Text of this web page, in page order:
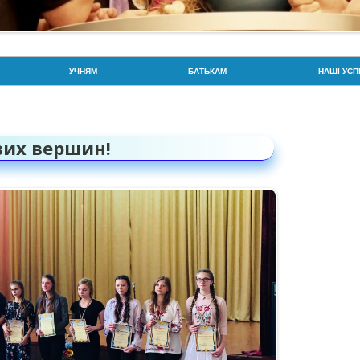
УЧНЯМ
УВАГА: БЕЗПЕКА ТА ПРОТИДІЯ
ВЕРБУВАННЮ
ПРАВА ТА ОБОВ’ЯЗКИ
ПРАВИЛА БЕЗПЕКИ
CAMBRIDGE EXAMS!
ПАРЛАМЕНТ ЛІЦЕЮ/СТАТУТ
САМОВРЯДУВАННЯ
БАТЬКАМ
ПРОТИДІЯ ВЕРБУВАННЮ ДІТЕЙ
ВІДРАХУВАННЯ ТА
ПЕРЕВЕДЕННЯ УЧНІВ
ВІДПОВІДАЛЬНІСТЬ БАТЬКІВ ТА
УЧНІВ ЗА ЗДОБУТТЯ ОСВІТИ
ХАРЧУВАННЯ
ОРГАНІЗАЦІЇ ТА УСТАНОВИ, ДО
ЯКИХ СЛІД ЗВЕРНУТИСЬ У
ВИПАДКУ НАСИЛЬСТВА
НАШІ
вершин!